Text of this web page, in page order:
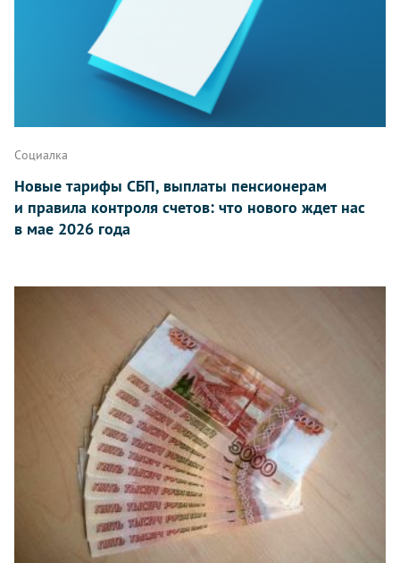
Социалка
Новые тарифы СБП, выплаты пенсионерам
и правила контроля счетов: что нового ждет нас
в мае 2026 года